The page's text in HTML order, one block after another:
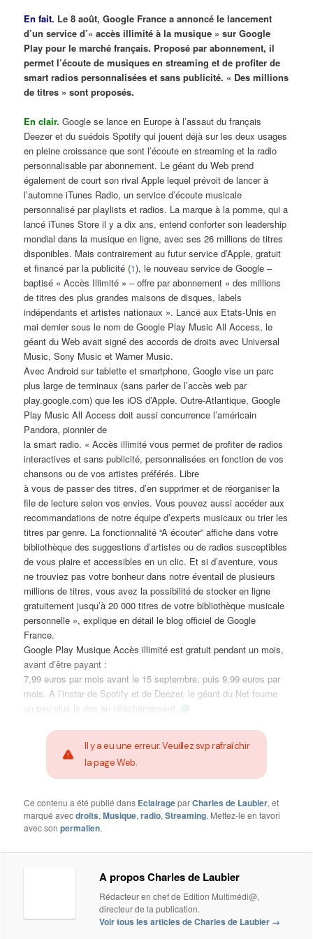
En fait. Le 8 août, Google France a annoncé le lancement
d’un service d’« accès illimité à la musique » sur Google
Play pour le marché français. Proposé par abonnement, il
permet l’écoute de musiques en streaming et de profiter de
smart radios personnalisées et sans publicité. « Des millions
de titres » sont proposés.
En clair. Google se lance en Europe à l’assaut du français
Deezer et du suédois Spotify qui jouent déjà sur les deux usages
en pleine croissance que sont l’écoute en streaming et la radio
personnalisable par abonnement. Le géant du Web prend
également de court son rival Apple lequel prévoit de lancer à
l’automne iTunes Radio, un service d’écoute musicale
personnalisé par playlists et radios. La marque à la pomme, qui a
lancé iTunes Store il y a dix ans, entend conforter son leadership
mondial dans la musique en ligne, avec ses 26 millions de titres
disponibles. Mais contrairement au futur service d’Apple, gratuit
et financé par la publicité (1), le nouveau service de Google –
baptisé « Accès Illimité » – offre par abonnement « des millions
de titres des plus grandes maisons de disques, labels
indépendants et artistes nationaux ». Lancé aux Etats-Unis en
mai dernier sous le nom de Google Play Music All Access, le
géant du Web avait signé des accords de droits avec Universal
Music, Sony Music et Warner Music.
Avec Android sur tablette et smartphone, Google vise un parc
plus large de terminaux (sans parler de l’accès web par
play.google.com) que les iOS d’Apple. Outre-Atlantique, Google
Play Music All Access doit aussi concurrence l’américain
Pandora, pionnier de
la smart radio. « Accès illimité vous permet de profiter de radios
interactives et sans publicité, personnalisées en fonction de vos
chansons ou de vos artistes préférés. Libre
à vous de passer des titres, d’en supprimer et de réorganiser la
file de lecture selon vos envies. Vous pouvez aussi accéder aux
recommandations de notre équipe d’experts musicaux ou trier les
titres par genre. La fonctionnalité “A écouter” affiche dans votre
bibliothèque des suggestions d’artistes ou de radios susceptibles
de vous plaire et accessibles en un clic. Et si d’aventure, vous
ne trouviez pas votre bonheur dans notre éventail de plusieurs
millions de titres, vous avez la possibilité de stocker en ligne
gratuitement jusqu’à 20 000 titres de votre bibliothèque musicale
personnelle », explique en détail le blog officiel de Google
France.
Google Play Musique Accès illimité est gratuit pendant un mois,
avant d’être payant :
7,99 euros par mois avant le 15 septembre, puis 9,99 euros par
mois. A l’instar de Spotify et de Deezer, le géant du Net tourne
un peu plus le dos au téléchargement. @
Il y a eu une erreur. Veuillez svp rafraîchir
la page Web.
Ce contenu a été publié dans EclairageparCharles de Laubier, et
marqué avecdroits,Musique,radio,Streaming. Mettez-le en favori
avec sonpermalien.
A propos Charles de Laubier
Rédacteur en chef de Edition Multimédi@,
directeur de la publication.
Voir tous les articles de Charles de Laubier →